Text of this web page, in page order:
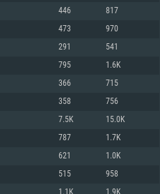
Xeon 은 지원하지 않습니다)
446 817
473 970
291 541
795 1.6K
366 715
358 756
7.5K 15.0K
787 1.7K
621 1.0K
515 958
1.1K 1.9K